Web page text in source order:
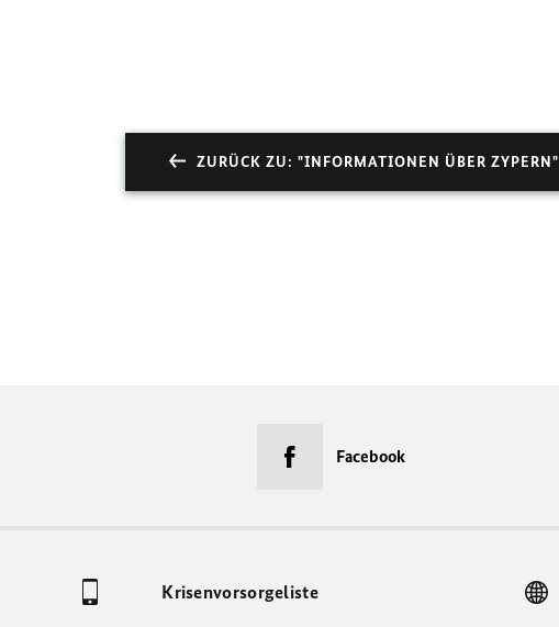
ZURÜCK ZU: "INFORMATIONEN ÜBER ZYPERN"
Facebook
Krisenvorsorgeliste